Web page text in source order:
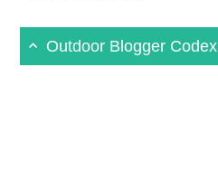
Outdoor Blogger Codex